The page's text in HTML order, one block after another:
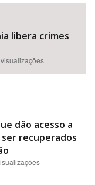
libera crimes
dão acesso a
recuperados